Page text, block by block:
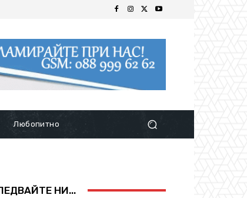
Любопитно
НИ...